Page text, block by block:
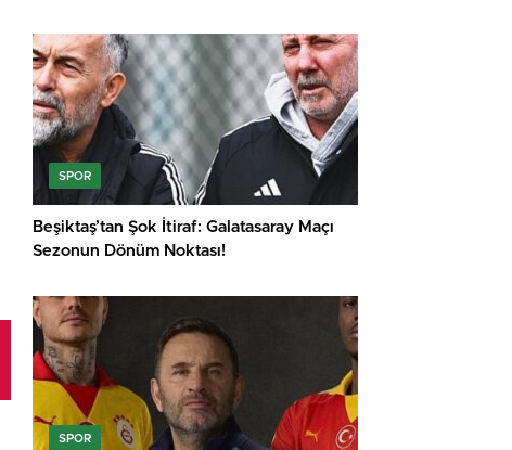
SPOR
Beşiktaş’tan Şok İtiraf: Galatasaray Maçı
Sezonun Dönüm Noktası!
SPOR